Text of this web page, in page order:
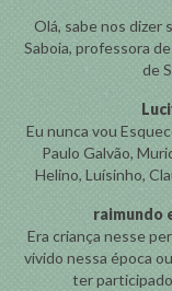
Olá, sabe nos dizer
Saboia, professora
de
Eu nunca vou
Paulo Galvão,
Helino, Luísinho,
raimundo
Era criança nesse
vivido nessa época
ter